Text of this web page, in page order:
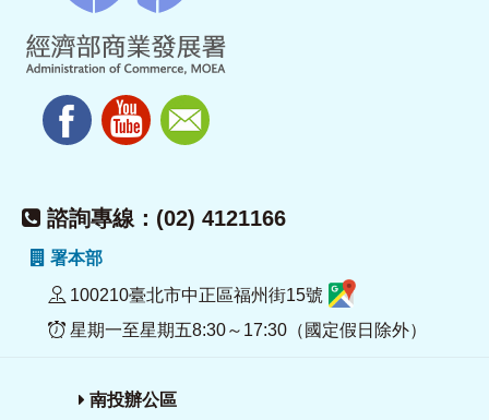
諮詢專線：(02) 4121166
署本部
100210臺北市中正區福州街15號
星期一至星期五8:30～17:30（國定假日除外）
南投辦公區